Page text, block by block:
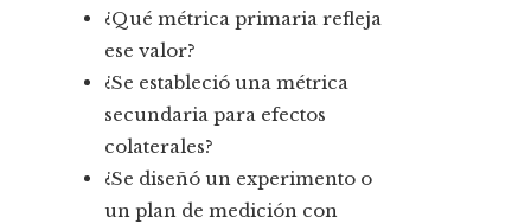
¿Qué métrica primaria refleja
ese valor?
¿Se estableció una métrica
secundaria para efectos
colaterales?
¿Se diseñó un experimento o
un plan de medición con